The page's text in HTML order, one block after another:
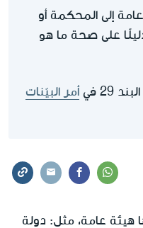
إلى المحكمة أو
دليلًا على صحة ما هو
29 في
أمر البيّنات
هيئة عامة، مثل: دولة